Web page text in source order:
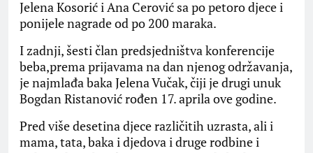
Jelena Kosorić i Ana Cerović sa po petoro djece i
ponijele nagrade od po 200 maraka.
I zadnji, šesti član predsjedništva konferencije
beba,prema prijavama na dan njenog održavanja,
je najmlađa baka Jelena Vučak, čiji je drugi unuk
Bogdan Ristanović rođen 17. aprila ove godine.
Pred više desetina djece različitih uzrasta, ali i
mama, tata, baka i djedova i druge rodbine i